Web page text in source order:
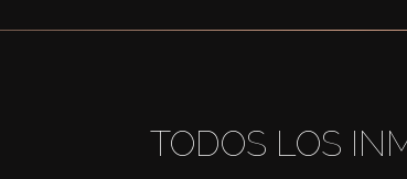
TODOS LOS